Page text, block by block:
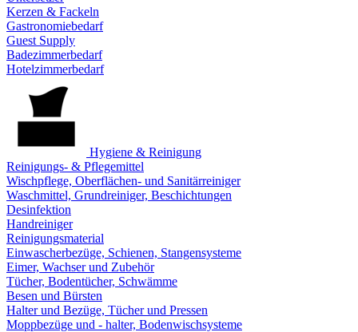
Kerzen & Fackeln
Gastronomiebedarf
Guest Supply
Badezimmerbedarf
Hotelzimmerbedarf
Hygiene & Reinigung
Reinigungs- & Pflegemittel
Wischpflege, Oberflächen- und Sanitärreiniger
Waschmittel, Grundreiniger, Beschichtungen
Desinfektion
Handreiniger
Reinigungsmaterial
Einwascherbezüge, Schienen, Stangensysteme
Eimer, Wachser und Zubehör
Tücher, Bodentücher, Schwämme
Besen und Bürsten
Halter und Bezüge, Tücher und Pressen
Moppbezüge und - halter, Bodenwischsysteme